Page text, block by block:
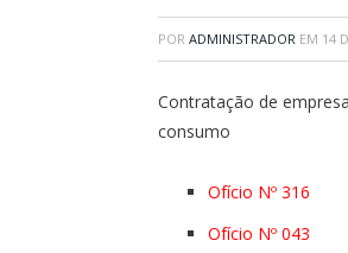
POR ADMINISTRADOR EM 14
Contratação de
consumo
Ofício Nº 316
Ofício Nº 043